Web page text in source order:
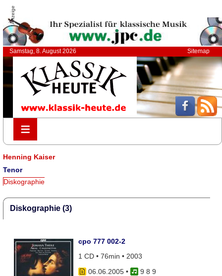
Anzeige
Samstag, 8. August 2026 Sitemap
≡
≡
Henning Kaiser
Tenor
Diskographie
Diskographie (3)
cpo 777 002-2
1 CD • 76min • 2003
06.06.2005•
9 8 9